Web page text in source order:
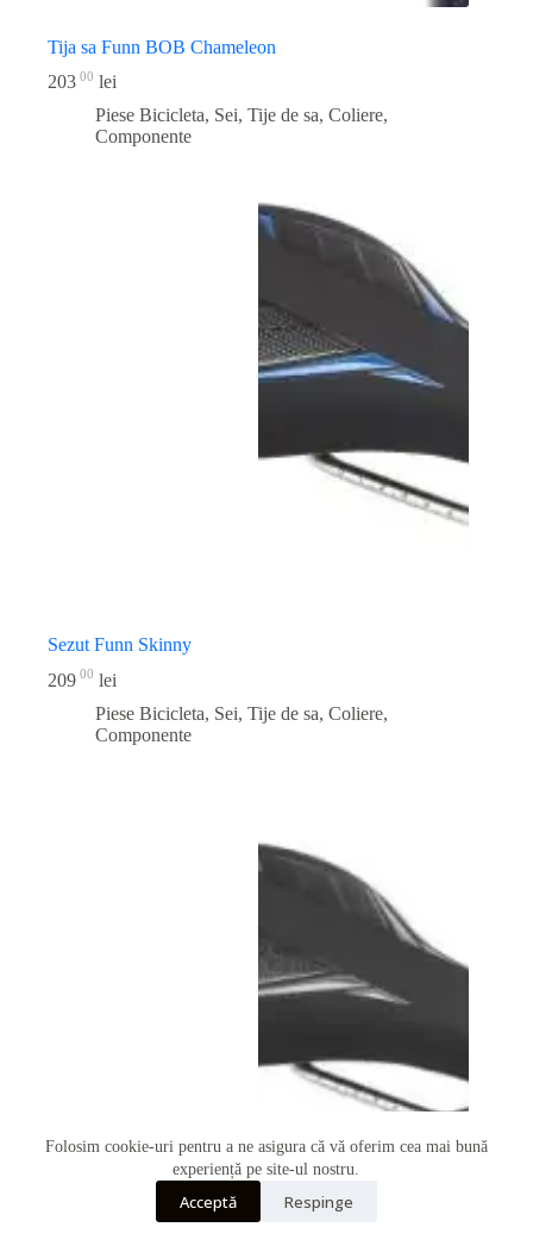
Folosim cookie-uri pentru a ne asigura că vă oferim cea mai bună
experiență pe site-ul nostru.
Acceptă Respinge
Tija sa Funn BOB Chameleon
203 00 lei
Piese Bicicleta, Sei, Tije de sa, Coliere,
Componente
Sezut Funn Skinny
209 00 lei
Piese Bicicleta, Sei, Tije de sa, Coliere,
Componente